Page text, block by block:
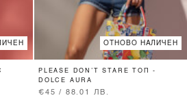
ОТНОВО НАЛИЧЕН
PLEASE DON’T STARE ТОП -
DOLCE AURA
€45 / 88.01 ЛВ.